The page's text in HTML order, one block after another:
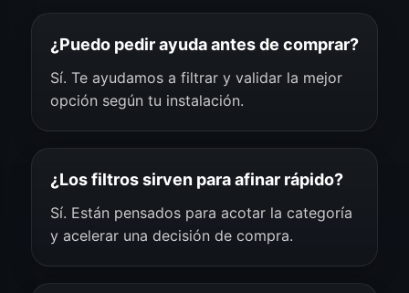
¿Puedo pedir ayuda antes de comprar?
Sí. Te ayudamos a filtrar y validar la mejor
opción según tu instalación.
¿Los filtros sirven para afinar rápido?
Sí. Están pensados para acotar la categoría
y acelerar una decisión de compra.